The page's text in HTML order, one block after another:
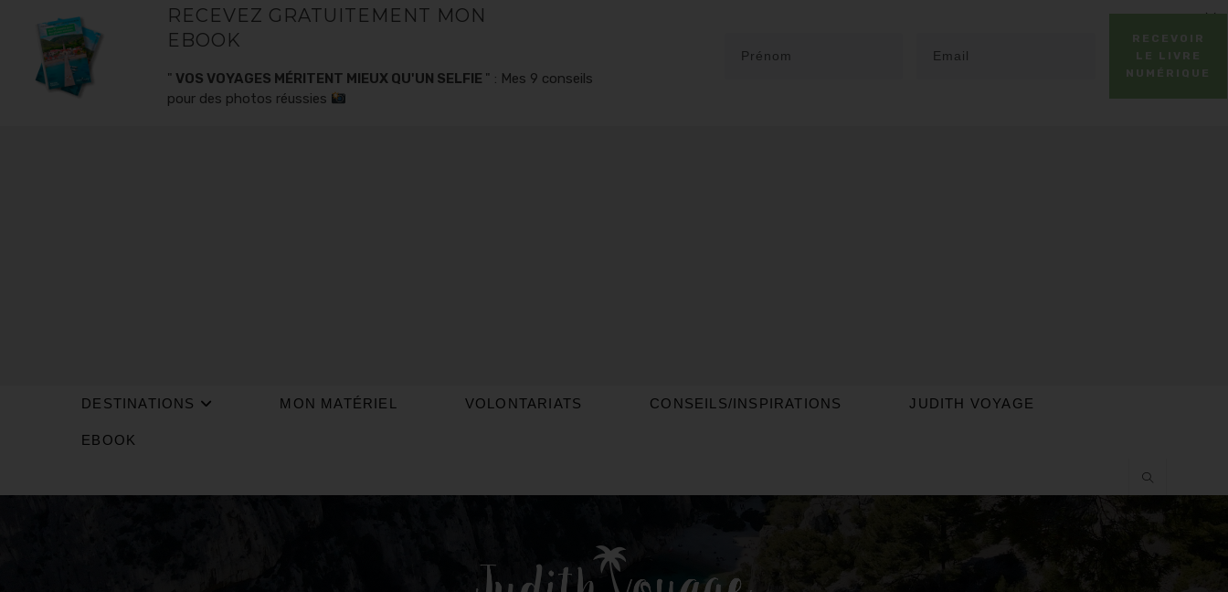
DESTINATIONS MON MATÉRIEL VOLONTARIATS CONSEILS/INSPIRATIONS JUDITH VOYAGE
EBOOK
RECEVEZ GRATUITEMENT MON
EBOOK
" VOS VOYAGES MÉRITENT MIEUX QU'UN SELFIE " : Mes 9 conseils
pour des photos réussies
RECEVOIR
LE LIVRE
NUMÉRIQUE